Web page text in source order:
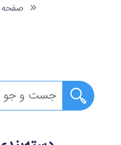
صفحه ۱ از ۳